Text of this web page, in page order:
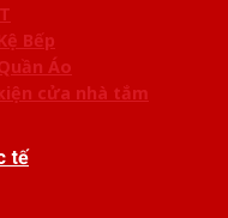
Bếp
Áo
kiện cửa nhà tắm
tế